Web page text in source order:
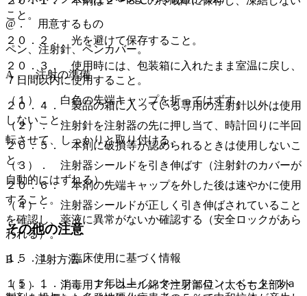
@． 用意するもの
ペン、注射針、ペンカバー。
A． 注射の準備
（１）． 白色の先端キャップを折ってはずす。
（２）． 注射針を注射器の先に押し当て、時計回りに半回
転させて、しっかりと取り付ける。
（３）． 注射器シールドを引き伸ばす（注射針のカバーが
自動的にはずれる）。
（４）． 注射器シールドが正しく引き伸ばされていること
を確認し、薬液に異常がないか確認する（安全ロックがあら
われる）。
B． 注射方法
（１）． 消毒用アルコール綿で注射部位（太もも上部外
こと。
２０．２． 光を避けて保存すること。
２０．３． 使用時には、包装箱に入れたまま室温に戻し、
７日間以内に使用すること。
２０．４． 製品の箱に入っている専用の注射針以外は使用
しないこと。
２０．５． 本剤に破損等が認められるときは使用しないこ
と。
２０．６． 本剤の先端キャップを外した後は速やかに使用
すること。
その他の注意
１５．１． 臨床使用に基づく情報
１５．１．１． １年以上インターフェロン ベータ−１ａ